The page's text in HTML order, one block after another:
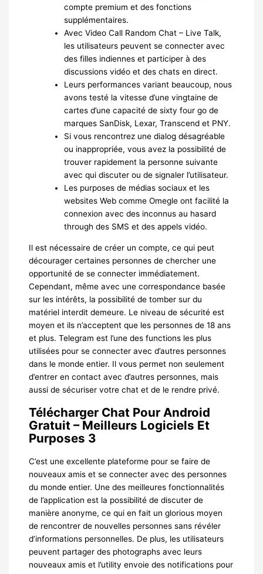
compte premium et des fonctions
supplémentaires.
Avec Video Call Random Chat – Live Talk,
les utilisateurs peuvent se connecter avec
des filles indiennes et participer à des
discussions vidéo et des chats en direct.
Leurs performances variant beaucoup, nous
avons testé la vitesse d’une vingtaine de
cartes d’une capacité de sixty four go de
marques SanDisk, Lexar, Transcend et PNY.
Si vous rencontrez une dialog désagréable
ou inappropriée, vous avez la possibilité de
trouver rapidement la personne suivante
avec qui discuter ou de signaler l’utilisateur.
Les purposes de médias sociaux et les
websites Web comme Omegle ont facilité la
connexion avec des inconnus au hasard
through des SMS et des appels vidéo.
Il est nécessaire de créer un compte, ce qui peut
décourager certaines personnes de chercher une
opportunité de se connecter immédiatement.
Cependant, même avec une correspondance basée
sur les intérêts, la possibilité de tomber sur du
matériel interdit demeure. Le niveau de sécurité est
moyen et ils n’acceptent que les personnes de 18 ans
et plus. Telegram est l’une des functions les plus
utilisées pour se connecter avec d’autres personnes
dans le monde entier. Il vous permet non seulement
d’entrer en contact avec d’autres personnes, mais
aussi de sécuriser votre chat et de le rendre privé.
Télécharger Chat Pour Android
Gratuit – Meilleurs Logiciels Et
Purposes 3
C’est une excellente plateforme pour se faire de
nouveaux amis et se connecter avec des personnes
du monde entier. Une des meilleures fonctionnalités
de l’application est la possibilité de discuter de
manière anonyme, ce qui en fait un glorious moyen
de rencontrer de nouvelles personnes sans révéler
d’informations personnelles. De plus, les utilisateurs
peuvent partager des photographs avec leurs
nouveaux amis et l’utility envoie des notifications pour